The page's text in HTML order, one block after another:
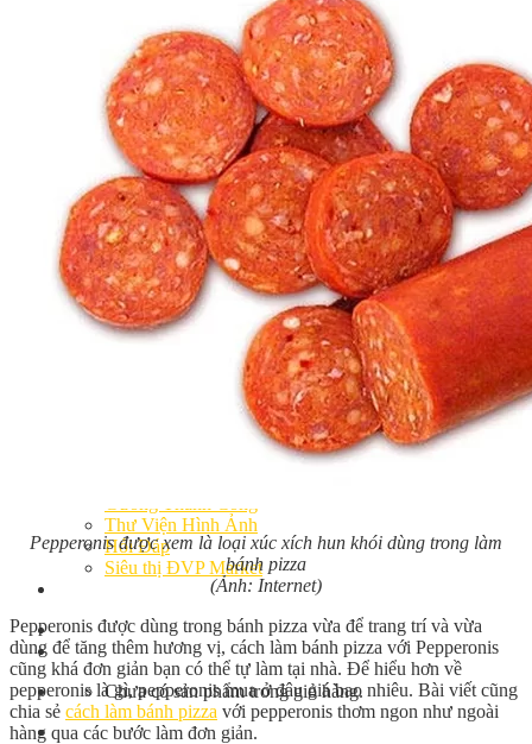
Cách Làm Bánh Việt
Cách Làm Bánh Âu
Cách Làm Bánh Kem
Cách Làm Bánh Mì
Cách Làm Bánh Trung Thu
Cách Làm Bánh Flan
Cách Làm Bánh Bao
Cách Làm Bánh Bông Lan
Cách Làm Bánh Su Kem
Cách làm bánh CupCake
Cách Làm Bánh Pizza
Cách làm bánh chay
Cách Làm Kẹo – Mứt
Video
Tin tức
Tin Tổng Hợp
Hướng Nghiệp Á Âu
Kinh Nghiệm Kinh Doanh
Kiến Thức – Kỹ Năng
Thư Viện Hình Ảnh
Hỏi Đáp
Siêu thị ĐVP Market
Chưa có sản phẩm trong giỏ hàng.
Pepperonis được xem là loại xúc xích hun khói dùng trong làm
bánh pizza
(Ảnh: Internet)
Pepperonis được dùng trong bánh pizza vừa để trang trí và vừa
dùng để tăng thêm hương vị, cách làm bánh pizza với Pepperonis
cũng khá đơn giản bạn có thể tự làm tại nhà. Để hiểu hơn về
pepperonis là gì, pepperonis mua ở đâu giá bao nhiêu. Bài viết cũng
chia sẻ cách làm bánh pizza với pepperonis thơm ngon như ngoài
hàng qua các bước làm đơn giản.